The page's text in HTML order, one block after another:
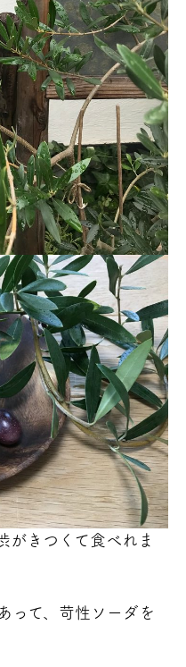
がきつくて食べれま
って、苛性ソーダを